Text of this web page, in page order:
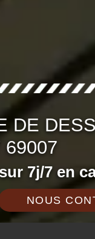
DE
69007
7j/7 en
NOUS